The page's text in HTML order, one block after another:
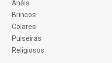
Anéis
Brincos
Colares
Pulseiras
Religiosos